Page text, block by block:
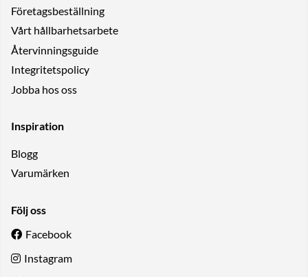
Företagsbeställning
Vårt hållbarhetsarbete
Återvinningsguide
Integritetspolicy
Jobba hos oss
Inspiration
Blogg
Varumärken
Följ oss
Facebook
Instagram